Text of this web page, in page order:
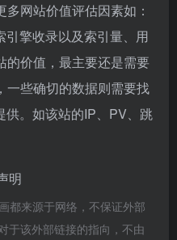
网站价值评估因素如：
擎收录以及索引量、用
的价值，最主要还是需要
一些确切的数据则需要找
。如该站的IP、PV、跳
明
都来源于网络，不保证外部
于该外部链接的指向，不由